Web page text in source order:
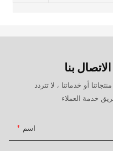
بنا
أو خدماتنا ، لا تتردد
اسم